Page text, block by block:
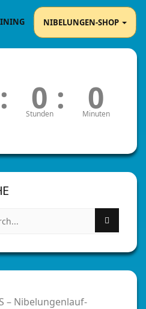
NIBELUNGEN-SHOP
: 0
Stunden : 0
Minuten
– Nibelungenlauf-